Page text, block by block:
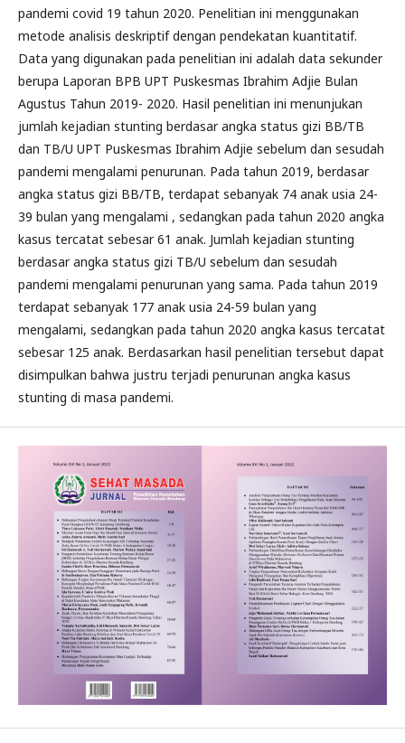
pandemi covid 19 tahun 2020. Penelitian ini menggunakan
metode analisis deskriptif dengan pendekatan kuantitatif.
Data yang digunakan pada penelitian ini adalah data sekunder
berupa Laporan BPB UPT Puskesmas Ibrahim Adjie Bulan
Agustus Tahun 2019- 2020. Hasil penelitian ini menunjukan
jumlah kejadian stunting berdasar angka status gizi BB/TB
dan TB/U UPT Puskesmas Ibrahim Adjie sebelum dan sesudah
pandemi mengalami penurunan. Pada tahun 2019, berdasar
angka status gizi BB/TB, terdapat sebanyak 74 anak usia 24-
39 bulan yang mengalami , sedangkan pada tahun 2020 angka
kasus tercatat sebesar 61 anak. Jumlah kejadian stunting
berdasar angka status gizi TB/U sebelum dan sesudah
pandemi mengalami penurunan yang sama. Pada tahun 2019
terdapat sebanyak 177 anak usia 24-59 bulan yang
mengalami, sedangkan pada tahun 2020 angka kasus tercatat
sebesar 125 anak. Berdasarkan hasil penelitian tersebut dapat
disimpulkan bahwa justru terjadi penurunan angka kasus
stunting di masa pandemi.